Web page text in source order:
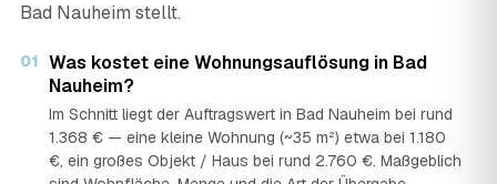
Bad Nauheim stellt.
01 Was kostet eine Wohnungsauflösung in Bad
Nauheim?
Im Schnitt liegt der Auftragswert in Bad Nauheim bei rund
1.368 € — eine kleine Wohnung (~35 m²) etwa bei 1.180
€, ein großes Objekt / Haus bei rund 2.760 €. Maßgeblich